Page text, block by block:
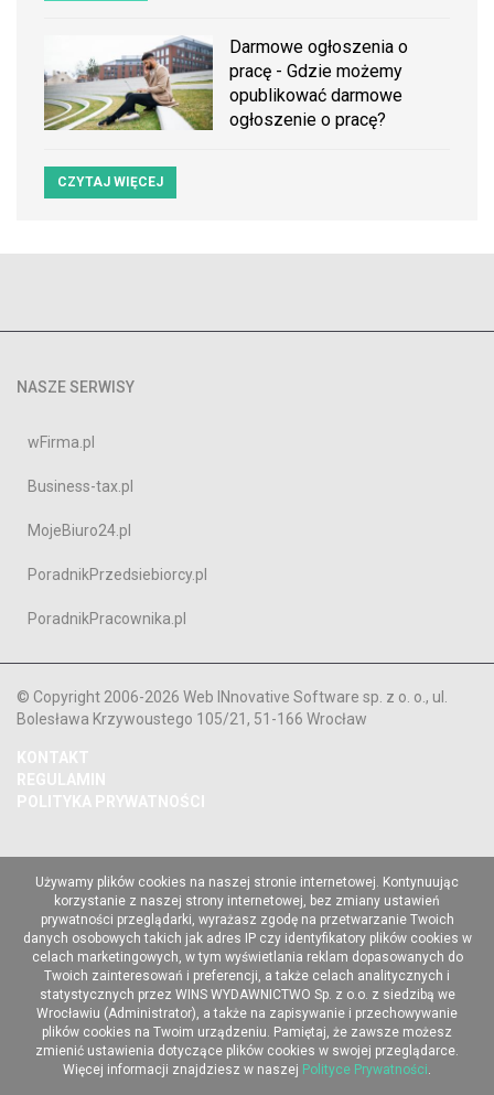
Darmowe ogłoszenia o
pracę - Gdzie możemy
opublikować darmowe
ogłoszenie o pracę?
CZYTAJ WIĘCEJ
NASZE SERWISY
wFirma.pl
Business-tax.pl
MojeBiuro24.pl
PoradnikPrzedsiebiorcy.pl
PoradnikPracownika.pl
© Copyright 2006-2026 Web INnovative Software sp. z o. o., ul.
Bolesława Krzywoustego 105/21, 51-166 Wrocław
KONTAKT
REGULAMIN
POLITYKA PRYWATNOŚCI
Używamy plików cookies na naszej stronie internetowej. Kontynuując
korzystanie z naszej strony internetowej, bez zmiany ustawień
prywatności przeglądarki, wyrażasz zgodę na przetwarzanie Twoich
danych osobowych takich jak adres IP czy identyfikatory plików cookies w
celach marketingowych, w tym wyświetlania reklam dopasowanych do
Twoich zainteresowań i preferencji, a także celach analitycznych i
statystycznych przez WINS WYDAWNICTWO Sp. z o.o. z siedzibą we
Wrocławiu (Administrator), a także na zapisywanie i przechowywanie
plików cookies na Twoim urządzeniu. Pamiętaj, że zawsze możesz
zmienić ustawienia dotyczące plików cookies w swojej przeglądarce.
Więcej informacji znajdziesz w naszej Polityce Prywatności.